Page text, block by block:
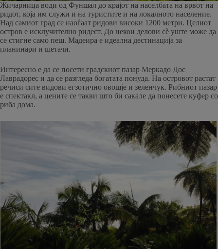
Жичарница води од Фуншал до крајот на населбата на врвот на
ридот, која им служи и на туристите и на локалното население.
Над самиот град се наоѓаат ридови високи 1200 метри. Целиот
остров е исклучително ридест. До некои делови сè уште може да
се стигне само пеш. Мадеира е идеална дестинација за
планинари и шетачи.
Интересно е да се посети градскиот пазар Меркадо Дос
Лаврадорес и да се разгледа богатата понуда. На островот растат
речиси сите видови егзотично овошје и зеленчук. Рибниот пазар
е спектакл, а цените се такви што би сакале да понесете куфер со
риба дома.